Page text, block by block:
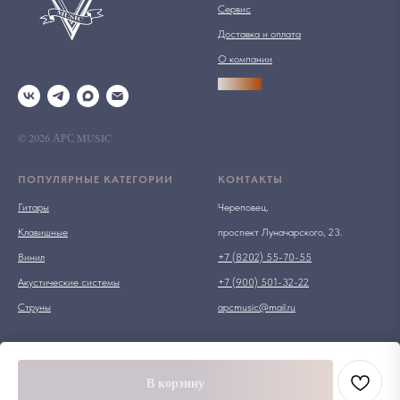
В корзину
© 2026 АРС MUSIC
Сервис
Доставка и оплата
О компании
ПОПУЛЯРНЫЕ КАТЕГОРИИ
Гитары
Клавишные
Винил
Акустические системы
Струны
КОНТАКТЫ
Череповец,
проспект Луначарского, 23.
+7 (8202) 55-70-55
+7 (900) 501-32-22
apcmusic@mail.ru